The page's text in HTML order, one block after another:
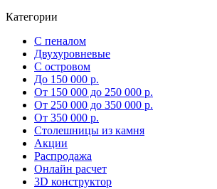
Категории
С пеналом
Двухуровневые
С островом
До 150 000 р.
От 150 000 до 250 000 р.
От 250 000 до 350 000 р.
От 350 000 р.
Столешницы из камня
Акции
Распродажа
Онлайн расчет
3D конструктор